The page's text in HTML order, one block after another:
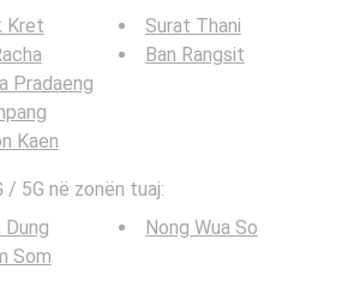
Kret
Pradaeng
Kaen
Surat Thani
Ban Rangsit
5G në zonën tuaj:
Dung
Som
Nong Wua So